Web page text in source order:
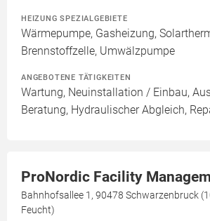
HEIZUNG SPEZIALGEBIETE
Wärmepumpe, Gasheizung,
Brennstoffzelle, Umwälzpumpe
ANGEBOTENE TÄTIGKEITEN
Wartung, Neuinstallation / Einbau,
Beratung, Hydraulischer Abgleich,
ProNordic Facility
Bahnhofsallee 1, 90478 Schwarzenbruck
Feucht)